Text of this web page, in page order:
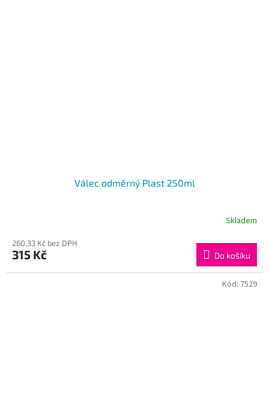
Válec odměrný Plast 250ml
Skladem
260,33 Kč bez DPH
315 Kč Do košíku
Kód: 7529